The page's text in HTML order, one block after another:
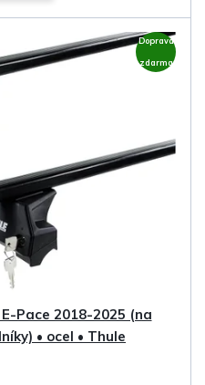
Doprava
zdarma
Pace 2018-2025 (na
• ocel • Thule